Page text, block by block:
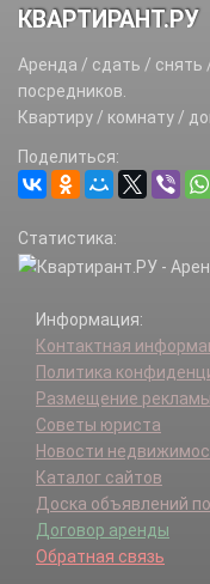
КВАРТИРАНТ.РУ
Аренда / сдать / снять
посредников.
Квартиру / комнату /
Поделиться:
Статистика:
Информация:
Контактная
Политика
Размещение рекламы
Советы юриста
Новости
Каталог сайтов
Доска объявлений
Договор аренды
Обратная связь